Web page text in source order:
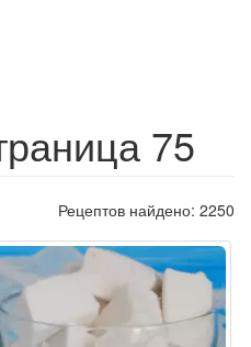
75
Рецептов найдено: 2250